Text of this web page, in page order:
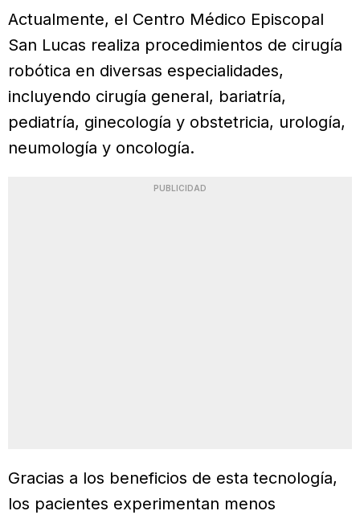
Actualmente, el Centro Médico Episcopal
San Lucas realiza procedimientos de cirugía
robótica en diversas especialidades,
incluyendo cirugía general, bariatría,
pediatría, ginecología y obstetricia, urología,
neumología y oncología.
PUBLICIDAD
Gracias a los beneficios de esta tecnología,
los pacientes experimentan menos